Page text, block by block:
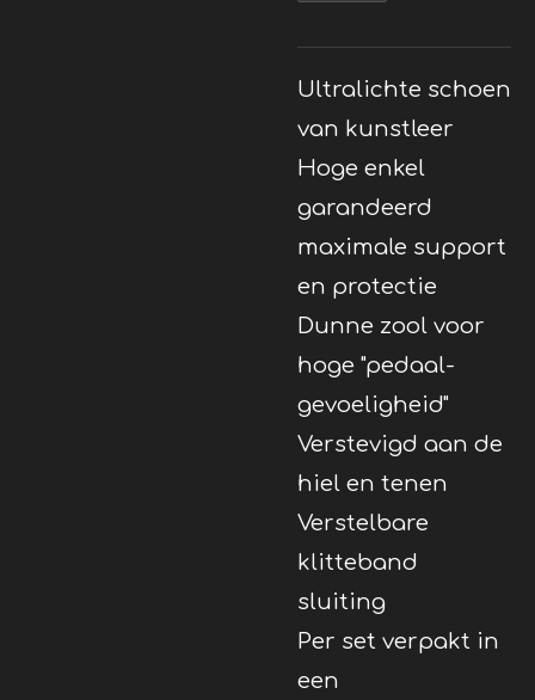
Ultralichte schoen
van kunstleer
Hoge enkel
garandeerd
maximale support
en protectie
Dunne zool voor
hoge "pedaal-
gevoeligheid"
Verstevigd aan de
hiel en tenen
Verstelbare
klitteband
sluiting
Per set verpakt in
een